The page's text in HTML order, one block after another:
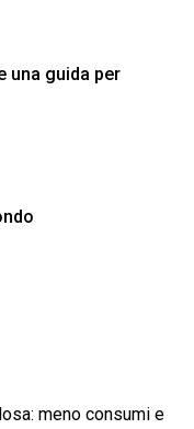
una guida per
meno consumi e